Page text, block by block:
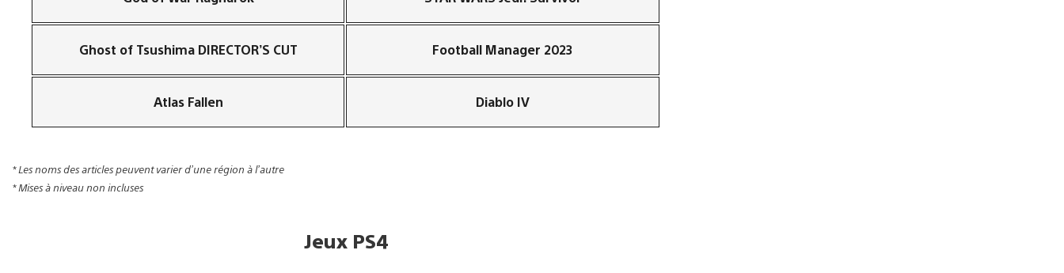
Ghost of Tsushima DIRECTOR’S CUT Football Manager 2023
Atlas Fallen Diablo IV
* Les noms des articles peuvent varier d’une région à l’autre
* Mises à niveau non incluses
Jeux PS4